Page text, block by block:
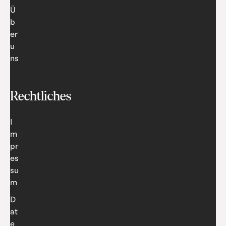
Ü
b
er
u
ns
Rechtliches
m
pr
es
su
m
D
at
e